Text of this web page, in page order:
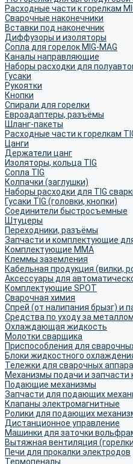
Расходные части к горелкам
Сварочные наконечники
Вставки под наконечник
Диффузоры и изоляторы
Сопла для горелок MIG-MAG
Каналы направляющие
Наборы расходки для
Гусаки
Рукоятки
Кнопки
Спирали для горелки
Евроадаптеры, разъёмы
Шланг-пакеты
Расходные части к горелкам
Цанги
Держатели цанг
Изоляторы, кольца TIG
Сопла TIG
Колпачки (заглушки)
Наборы расходки для TIG
Гусаки TIG (головки, кнопки)
Соединители быстросъемные
Штуцеры
Переходники, разъёмы
Запчасти и комплектующие
Комплектующие ММА
Клеммы заземления
Кабельная продукция (вилки,
Аксессуары для
Комплектующие SPOT
Сварочная химия
Спрей (от налипания брызг) и
Средства по уходу за металлом
Охлаждающая жидкость
Молотки сварщика
Приспособления для
Блоки жидкостного
Тележки для сварочных
Механизмы подачи и запчасти
Подающие механизмы
Запчасти для подающих
Клапаны электромагнитные
Ролики для подающих
Дистанционное управление
Машинки для заточки
Вытяжная вентиляция
Печи для прокалки электродов
Термопеналы